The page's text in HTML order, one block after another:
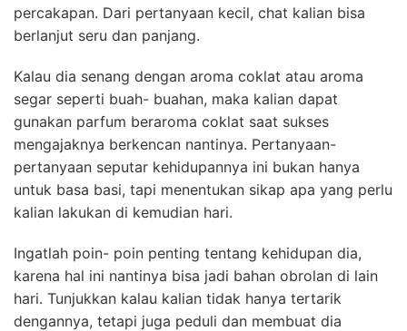
percakapan. Dari pertanyaan kecil, chat kalian bisa
berlanjut seru dan panjang.
Kalau dia senang dengan aroma coklat atau aroma
segar seperti buah- buahan, maka kalian dapat
gunakan parfum beraroma coklat saat sukses
mengajaknya berkencan nantinya. Pertanyaan-
pertanyaan seputar kehidupannya ini bukan hanya
untuk basa basi, tapi menentukan sikap apa yang perlu
kalian lakukan di kemudian hari.
Ingatlah poin- poin penting tentang kehidupan dia,
karena hal ini nantinya bisa jadi bahan obrolan di lain
hari. Tunjukkan kalau kalian tidak hanya tertarik
dengannya, tetapi juga peduli dan membuat dia